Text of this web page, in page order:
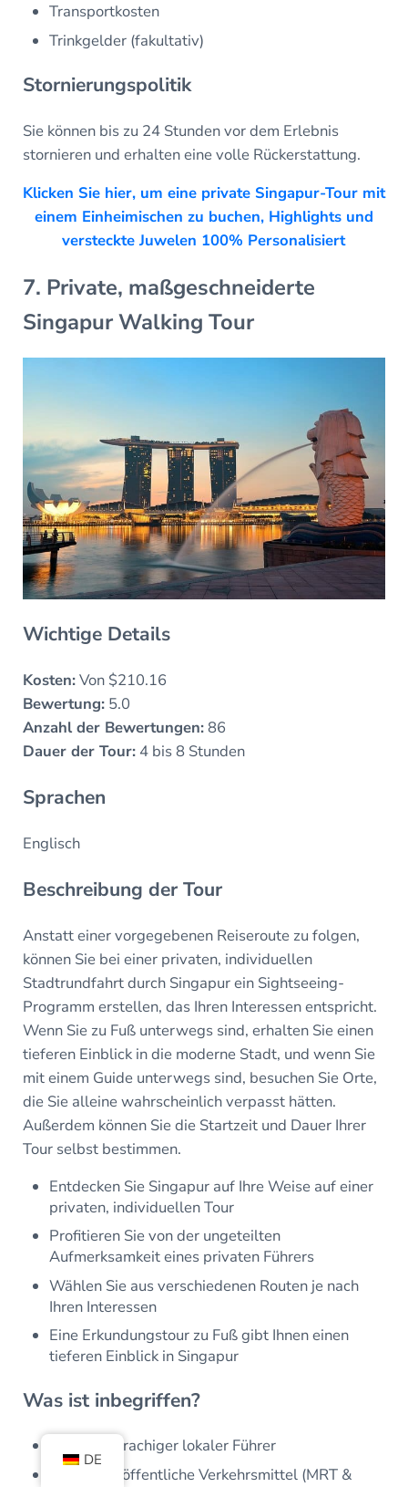
Transportkosten
Trinkgelder (fakultativ)
Stornierungspolitik
Sie können bis zu 24 Stunden vor dem Erlebnis
stornieren und erhalten eine volle Rückerstattung.
Klicken Sie hier, um eine private Singapur-Tour mit
einem Einheimischen zu buchen, Highlights und
versteckte Juwelen 100% Personalisiert
7. Private, maßgeschneiderte
Singapur Walking Tour
Wichtige Details
Kosten:Von $210.16
Bewertung:5.0
Anzahl der Bewertungen:86
Dauer der Tour:4 bis 8 Stunden
Sprachen
Englisch
Beschreibung der Tour
Anstatt einer vorgegebenen Reiseroute zu folgen,
können Sie bei einer privaten, individuellen
Stadtrundfahrt durch Singapur ein Sightseeing-
Programm erstellen, das Ihren Interessen entspricht.
Wenn Sie zu Fuß unterwegs sind, erhalten Sie einen
tieferen Einblick in die moderne Stadt, und wenn Sie
mit einem Guide unterwegs sind, besuchen Sie Orte,
die Sie alleine wahrscheinlich verpasst hätten.
Außerdem können Sie die Startzeit und Dauer Ihrer
Tour selbst bestimmen.
Entdecken Sie Singapur auf Ihre Weise auf einer
privaten, individuellen Tour
Profitieren Sie von der ungeteilten
Aufmerksamkeit eines privaten Führers
Wählen Sie aus verschiedenen Routen je nach
Ihren Interessen
Eine Erkundungstour zu Fuß gibt Ihnen einen
tieferen Einblick in Singapur
Was ist inbegriffen?
Englischsprachiger lokaler Führer
Kosten für öffentliche Verkehrsmittel (MRT &
DE